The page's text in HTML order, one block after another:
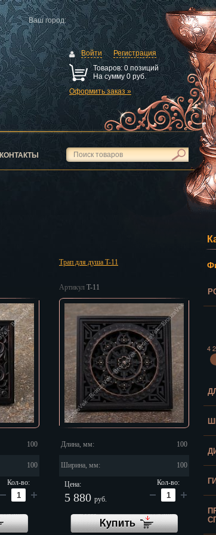
Ваш город:
Войти
Регистрация
Товаров:0 позиций
На сумму 0 руб.
Оформить заказ »
КОНТАКТЫ
100
100
Кол-во:
Трап для душа T-11
Артикул T-11
Длина, мм: 100
Ширина, мм: 100
Цена:
5 880 руб.
Кол-во:
4